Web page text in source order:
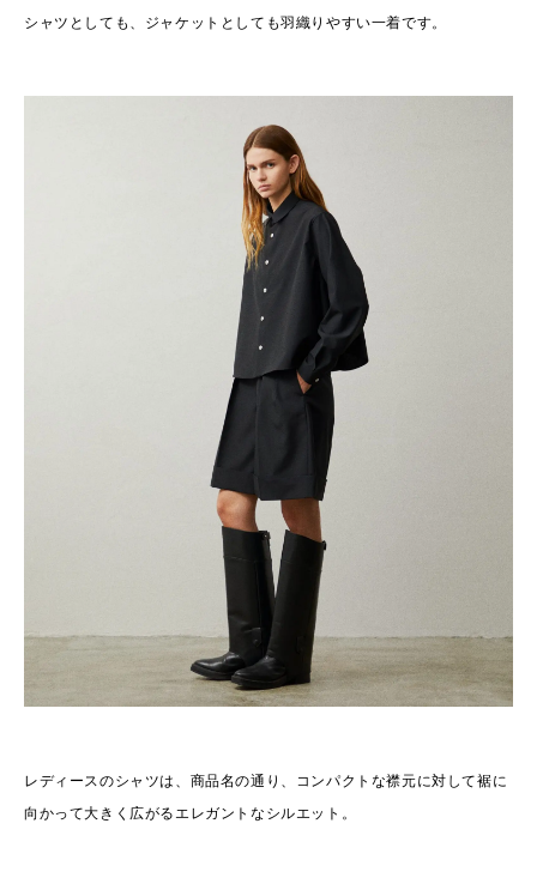
シャツとしても、ジャケットとしても羽織りやすい一着です。
レディースのシャツは、商品名の通り、コンパクトな襟元に対して裾に
向かって大きく広がるエレガントなシルエット。